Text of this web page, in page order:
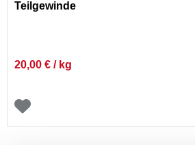
Teilgewinde
20,00 € / kg